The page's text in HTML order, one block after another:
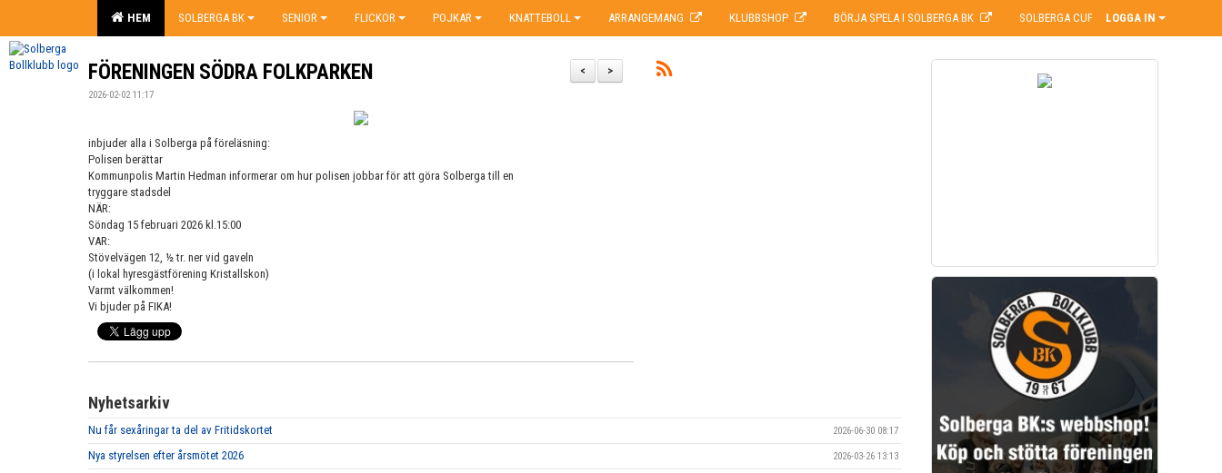
HEM SOLBERGA BK SENIOR FLICKOR POJKAR KNATTEBOLL ARRANGEMANG KLUBBSHOP BÖRJA SPELA I SOLBERGA BK SOLBERGA CUP LOGGA IN
>
<
FÖRENINGEN SÖDRA FOLKPARKEN
2026-02-02 11:17
inbjuder alla i Solberga på föreläsning:
Polisen berättar
Kommunpolis Martin Hedman informerar om hur polisen jobbar för att göra Solberga till en
tryggare stadsdel
NÄR:
Söndag 15 februari 2026 kl.15:00
VAR:
Stövelvägen 12, ½ tr. ner vid gaveln
(i lokal hyresgästförening Kristallskon)
Varmt välkommen!
Vi bjuder på FIKA!
Nyhetsarkiv
Nu får sexåringar ta del av Fritidskortet 2026-06-30 08:17
Nya styrelsen efter årsmötet 2026 2026-03-26 13:13